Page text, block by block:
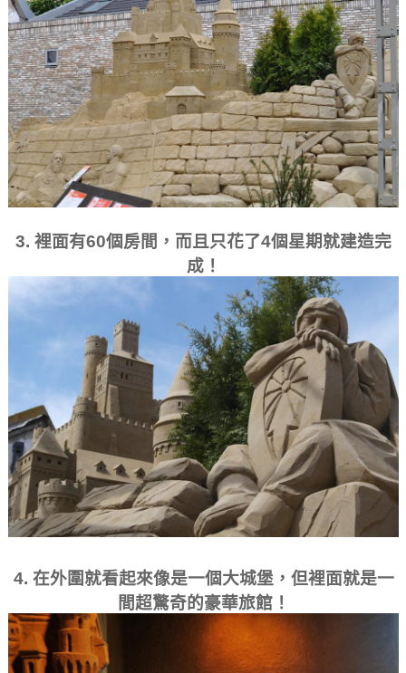
3. 裡面有60個房間，而且只花了4個星期就建造完
成！
4. 在外圍就看起來像是一個大城堡，但裡面就是一
間超驚奇的豪華旅館！